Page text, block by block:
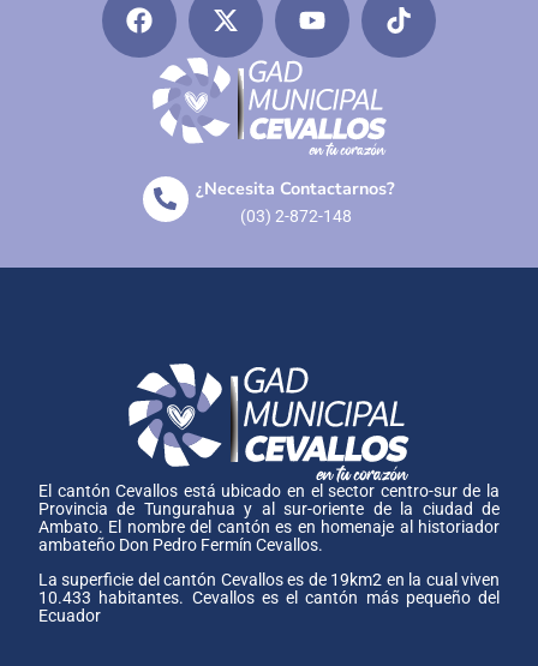
¿Necesita Contactarnos?
(03) 2-872-148
El cantón Cevallos está ubicado en el sector centro-sur de la
Provincia de Tungurahua y al sur-oriente de la ciudad de
Ambato. El nombre del cantón es en homenaje al historiador
ambateño Don Pedro Fermín Cevallos.
La superficie del cantón Cevallos es de 19km2 en la cual viven
10.433 habitantes. Cevallos es el cantón más pequeño del
Ecuador